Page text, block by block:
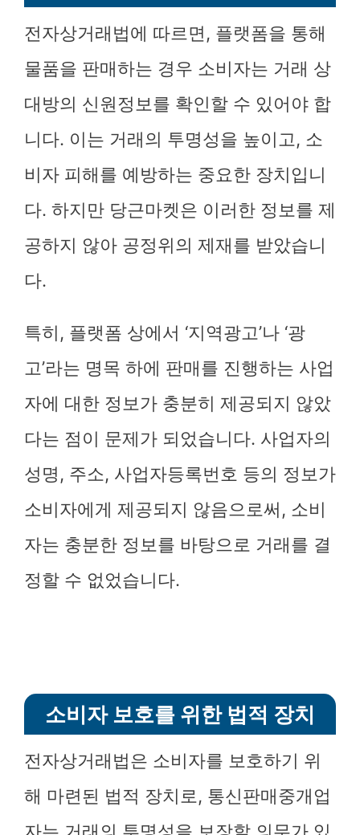
전자상거래법에 따르면, 플랫폼을 통해
물품을 판매하는 경우 소비자는 거래 상
대방의 신원정보를 확인할 수 있어야 합
니다. 이는 거래의 투명성을 높이고, 소
비자 피해를 예방하는 중요한 장치입니
다. 하지만 당근마켓은 이러한 정보를 제
공하지 않아 공정위의 제재를 받았습니
다.
특히, 플랫폼 상에서 ‘지역광고’나 ‘광
고’라는 명목 하에 판매를 진행하는 사업
자에 대한 정보가 충분히 제공되지 않았
다는 점이 문제가 되었습니다. 사업자의
성명, 주소, 사업자등록번호 등의 정보가
소비자에게 제공되지 않음으로써, 소비
자는 충분한 정보를 바탕으로 거래를 결
정할 수 없었습니다.
소비자 보호를 위한 법적 장치
전자상거래법은 소비자를 보호하기 위
해 마련된 법적 장치로, 통신판매중개업